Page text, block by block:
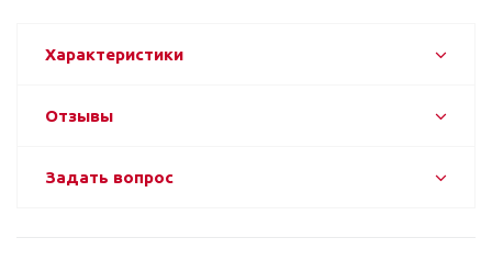
Характеристики
Отзывы
Задать вопрос